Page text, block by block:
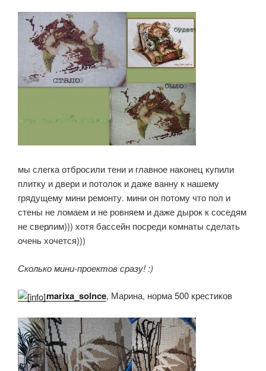
мы слегка отбросили тени и главное наконец купили
плитку и двери и потолок и даже ванну к нашему
грядущему мини ремонту. мини он потому что пол и
стены не ломаем и не ровняем и даже дырок к соседям
не сверлим))) хотя бассейн посреди комнаты сделать
очень хочется)))
Сколько мини-проектов сразу! :)
marixa_solnce, Марина, норма 500 крестиков